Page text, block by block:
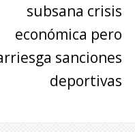
subsana crisis
económica pero
sanciones
deportivas